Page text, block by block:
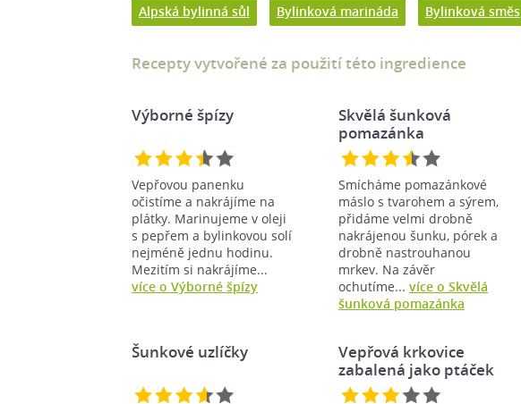
Alpská bylinná sůl Bylinková marináda Bylinková směs
Recepty vytvořené za použití této ingredience
Výborné špízy
Vepřovou panenku
očistíme a nakrájíme na
plátky. Marinujeme v oleji
s pepřem a bylinkovou solí
nejméně jednu hodinu.
Mezitím si nakrájíme...
více o Výborné špízy
Skvělá šunková
pomazánka
Smícháme pomazánkové
máslo s tvarohem a sýrem,
přidáme velmi drobně
nakrájenou šunku, pórek a
drobně nastrouhanou
mrkev. Na závěr
ochutíme... více o Skvělá
šunková pomazánka
Šunkové uzlíčky
Vepřová krkovice
zabalená jako ptáček